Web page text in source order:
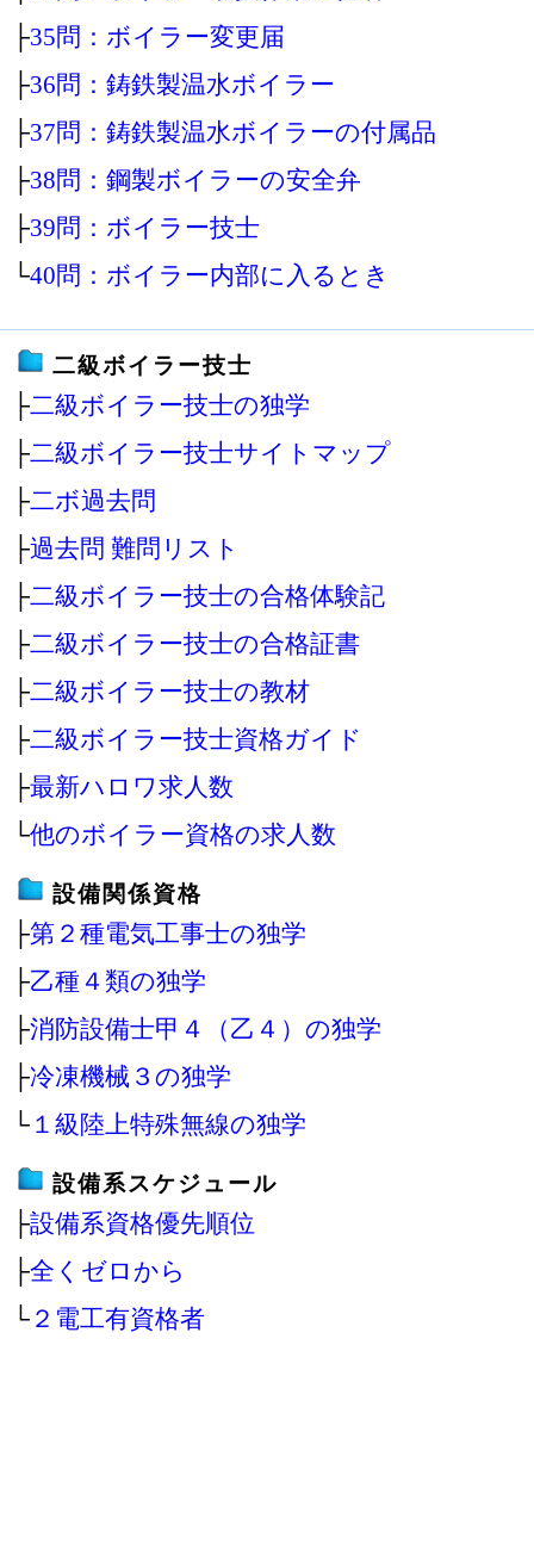
├35問：ボイラー変更届
├36問：鋳鉄製温水ボイラー
├37問：鋳鉄製温水ボイラーの付属品
├38問：鋼製ボイラーの安全弁
├39問：ボイラー技士
└40問：ボイラー内部に入るとき
二級ボイラー技士
├二級ボイラー技士の独学
├二級ボイラー技士サイトマップ
├二ボ過去問
├過去問 難問リスト
├二級ボイラー技士の合格体験記
├二級ボイラー技士の合格証書
├二級ボイラー技士の教材
├二級ボイラー技士資格ガイド
├最新ハロワ求人数
└他のボイラー資格の求人数
設備関係資格
├第２種電気工事士の独学
├乙種４類の独学
├消防設備士甲４（乙４）の独学
├冷凍機械３の独学
└ １級陸上特殊無線の独学
設備系スケジュール
├設備系資格優先順位
├全くゼロから
└ ２電工有資格者